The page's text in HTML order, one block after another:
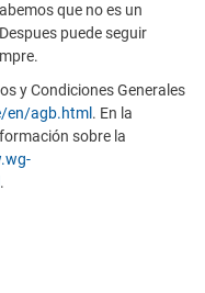
que no es un
puede seguir
y Condiciones Generales
en/agb.html . En la
sobre la
.